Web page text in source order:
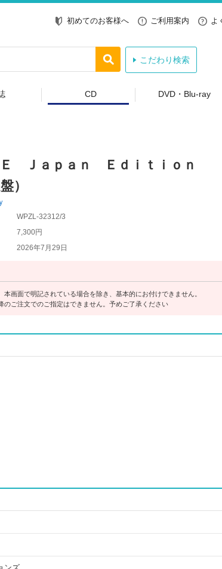
初めてのお客様へ ご利用案内 よ
こだわり検索
CD DVD・Blu-ray
Ｅ Ｊａｐａｎ Ｅｄｉｔｉｏｎ
）
WPZL-32312/3
7,300円
2026年7月29日
画面で明記されている場合を除き、基本的にお付けできません。
のご注文でのご指定はできません。予めご了承ください